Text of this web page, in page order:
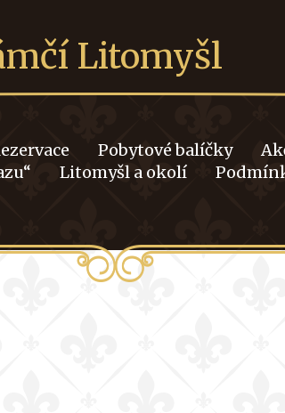
Litomyšl
Pobytové balíčky
Litomyšl a okolí